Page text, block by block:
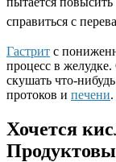
справиться с
Гастрит с
процесс в
скушать что-
протоков и печени.
Хочется